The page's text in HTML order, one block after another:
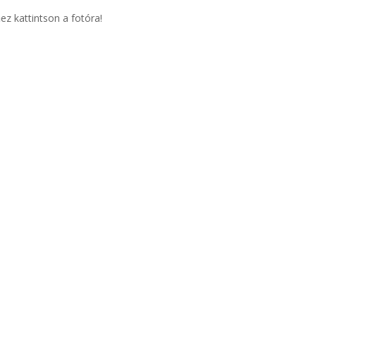
kattintson a fotóra!